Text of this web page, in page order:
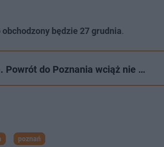
będzie 27 grudnia.
Powrót do Poznania wciąż nie …
poznań